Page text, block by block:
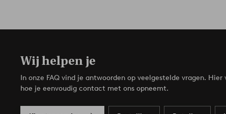
Wij helpen je
In onze FAQ vind je antwoorden op veelgestelde vragen.
hoe je eenvoudig contact met ons opneemt.